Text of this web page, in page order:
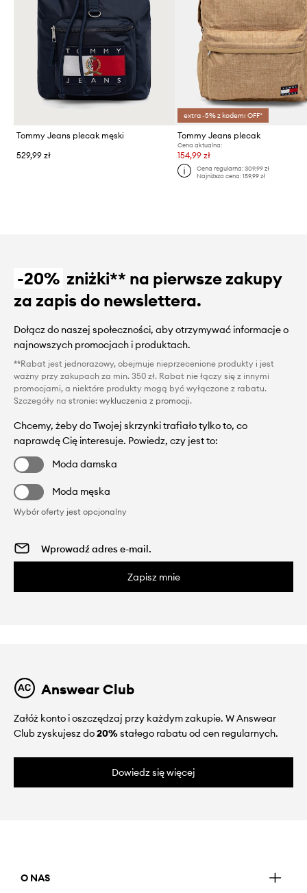
Tommy Jeans plecak męski
529,99 zł
extra -5% z kodem: OFF*
Tommy Jeans plecak
Cena aktualna:
154,99 zł
Cena regularna: 309,99 zł
Najniższa cena: 159,99 zł
-20% zniżki** na pierwsze zakupy
za zapis do newslettera.
Dołącz do naszej społeczności, aby otrzymywać informacje o
najnowszych promocjach i produktach.
**Rabat jest jednorazowy, obejmuje nieprzecenione produkty i jest
ważny przy zakupach za min. 350 zł. Rabat nie łączy się z innymi
promocjami, a niektóre produkty mogą być wyłączone z rabatu.
Szczegóły na stronie: wykluczenia z promocji.
Chcemy, żeby do Twojej skrzynki trafiało tylko to, co
naprawdę Cię interesuje. Powiedz, czy jest to:
Moda damska
Moda męska
Wybór oferty jest opcjonalny
Zapisz mnie
Answear Club
Załóż konto i oszczędzaj przy każdym zakupie. W Answear
Club zyskujesz do20%stałego rabatu od cen regularnych.
Dowiedz się więcej
O NAS